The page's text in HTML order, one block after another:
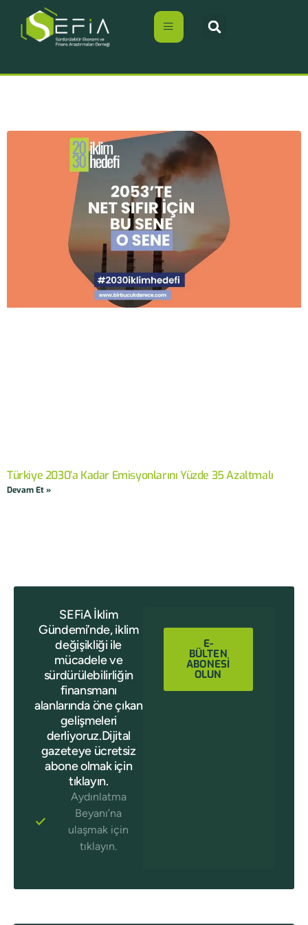
Türkiye 2030’a Kadar Emisyonlarını Yüzde 35 Azaltmalı
Devam Et »
SEFiA İklim
Gündemi’nde, iklim
değişikliği ile
mücadele ve
sürdürülebilirliğin
finansmanı
alanlarında öne çıkan
gelişmeleri
derliyoruz.Dijital
gazeteye ücretsiz
abone olmak için
tıklayın.
Aydınlatma
Beyanı’na
ulaşmak için
tıklayın.
E-
BÜLTEN
ABONESİ
OLUN